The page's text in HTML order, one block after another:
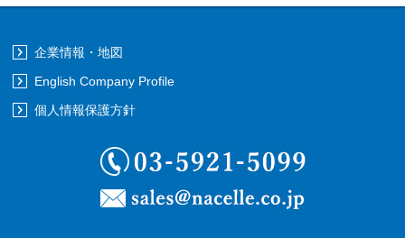
企業情報・地図
English Company Profile
個人情報保護方針